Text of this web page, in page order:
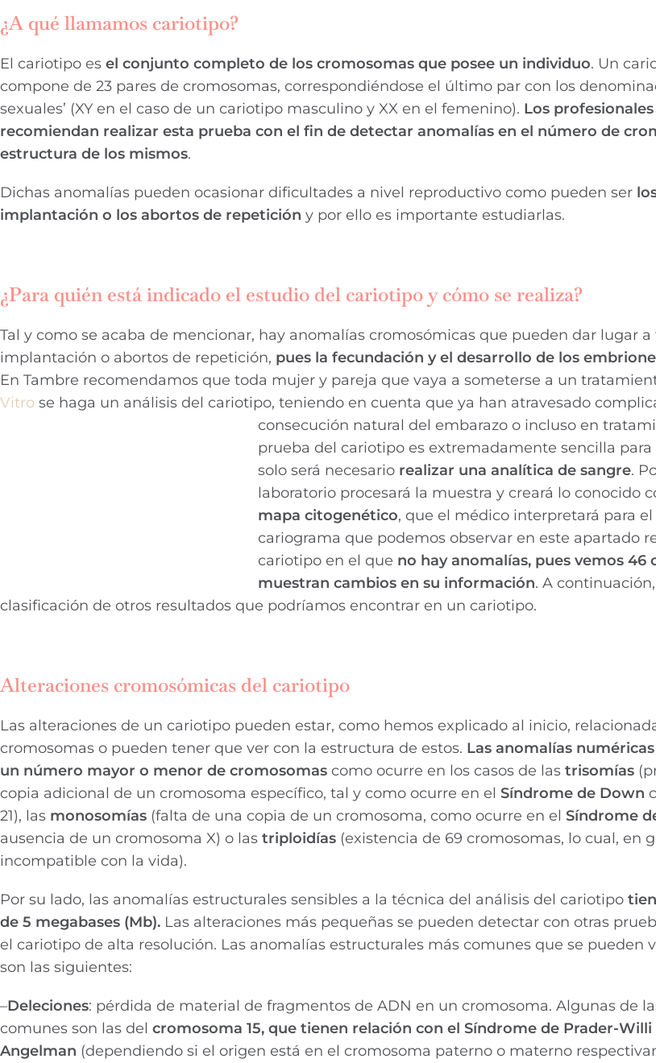
¿A qué llamamos cariotipo?
El cariotipo es el conjunto completo de los cromosomas que posee un individuo. Un
compone de 23 pares de cromosomas, correspondiéndose el último par con los
sexuales’ (XY en el caso de un cariotipo masculino y XX en el femenino). Los
recomiendan realizar esta prueba con el fin de detectar anomalías en el número de
estructura de los mismos.
Dichas anomalías pueden ocasionar dificultades a nivel reproductivo como pueden ser
implantación o los abortos de repetición y por ello es importante estudiarlas.
¿Para quién está indicado el estudio del cariotipo y cómo se realiza?
Tal y como se acaba de mencionar, hay anomalías cromosómicas que pueden dar lugar a
implantación o abortos de repetición, pues la fecundación y el desarrollo de los
En Tambre recomendamos que toda mujer y pareja que vaya a someterse a un
Vitro se haga un análisis del cariotipo, teniendo en cuenta que ya han atravesado
consecución natural del embarazo o incluso en
prueba del cariotipo es extremadamente sencilla para
solo será necesario realizar una analítica de sangre.
laboratorio procesará la muestra y creará lo conocido
mapa citogenético, que el médico interpretará para el
cariograma que podemos observar en este apartado
cariotipo en el que no hay anomalías, pues vemos 46
muestran cambios en su información. A
clasificación de otros resultados que podríamos encontrar en un cariotipo.
Alteraciones cromosómicas del cariotipo
Las alteraciones de un cariotipo pueden estar, como hemos explicado al inicio,
cromosomas o pueden tener que ver con la estructura de estos. Las anomalías
un número mayor o menor de cromosomas como ocurre en los casos de las trisomías
copia adicional de un cromosoma específico, tal y como ocurre en el Síndrome de Down
21), las monosomías (falta de una copia de un cromosoma, como ocurre en el Síndrome
ausencia de un cromosoma X) o las triploidías (existencia de 69 cromosomas, lo cual, en
incompatible con la vida).
Por su lado, las anomalías estructurales sensibles a la técnica del análisis del cariotipo
de 5 megabases (Mb). Las alteraciones más pequeñas se pueden detectar con otras
el cariotipo de alta resolución. Las anomalías estructurales más comunes que se pueden
son las siguientes:
–Deleciones: pérdida de material de fragmentos de ADN en un cromosoma. Algunas de
comunes son las del cromosoma 15, que tienen relación con el Síndrome de Prader-
Angelman (dependiendo si el origen está en el cromosoma paterno o materno